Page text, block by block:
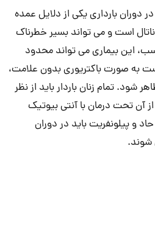
دوران بارداری یکی از دلایل عمده
است و می تواند بسیر خطرناک
این بیماری می تواند محدود
به صورت باکتریوری بدون علامت،
شود. تمام زنان باردار باید از نظر
آن تحت درمان با آنتی بیوتیک
و پیلونفریت باید در دوران
شوند.